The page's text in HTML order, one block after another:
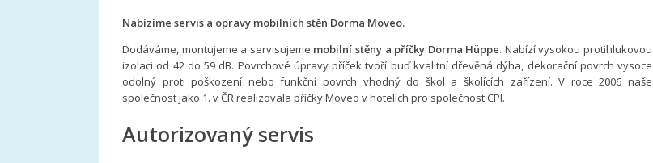
Nabízíme servis a opravy mobilních stěn Dorma Moveo.
Dodáváme, montujeme a servisujeme mobilní stěny a příčky Dorma Hüppe. Nabízí vysokou protihlukovou
izolaci od 42 do 59 dB. Povrchové úpravy příček tvoří buď kvalitní dřevěná dýha, dekorační povrch vysoce
odolný proti poškození nebo funkční povrch vhodný do škol a školících zařízení. V roce 2006 naše
společnost jako 1. v ČR realizovala příčky ​​​​​Moveo​​ v hotelích pro společnost CPI.
Autorizovaný servis